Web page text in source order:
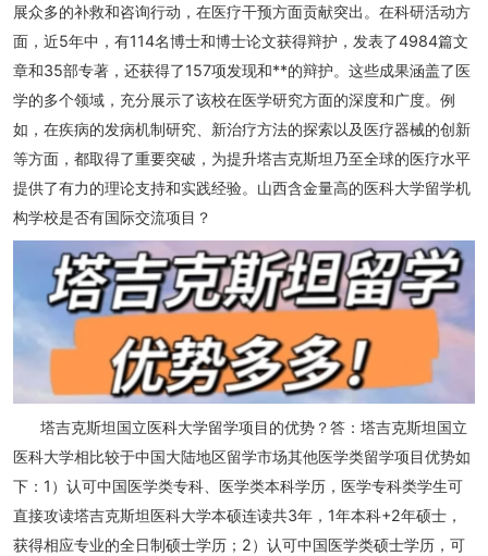
展众多的补救和咨询行动，在医疗干预方面贡献突出。在科研活动方
面，近5年中，有114名博士和博士论文获得辩护，发表了4984篇文
章和35部专著，还获得了157项发现和**的辩护。这些成果涵盖了医
学的多个领域，充分展示了该校在医学研究方面的深度和广度。例
如，在疾病的发病机制研究、新治疗方法的探索以及医疗器械的创新
等方面，都取得了重要突破，为提升塔吉克斯坦乃至全球的医疗水平
提供了有力的理论支持和实践经验。山西含金量高的医科大学留学机
构学校是否有国际交流项目？
塔吉克斯坦国立医科大学留学项目的优势？答：塔吉克斯坦国立
医科大学相比较于中国大陆地区留学市场其他医学类留学项目优势如
下：1）认可中国医学类专科、医学类本科学历，医学专科类学生可
直接攻读塔吉克斯坦医科大学本硕连读共3年，1年本科+2年硕士，
获得相应专业的全日制硕士学历；2）认可中国医学类硕士学历，可